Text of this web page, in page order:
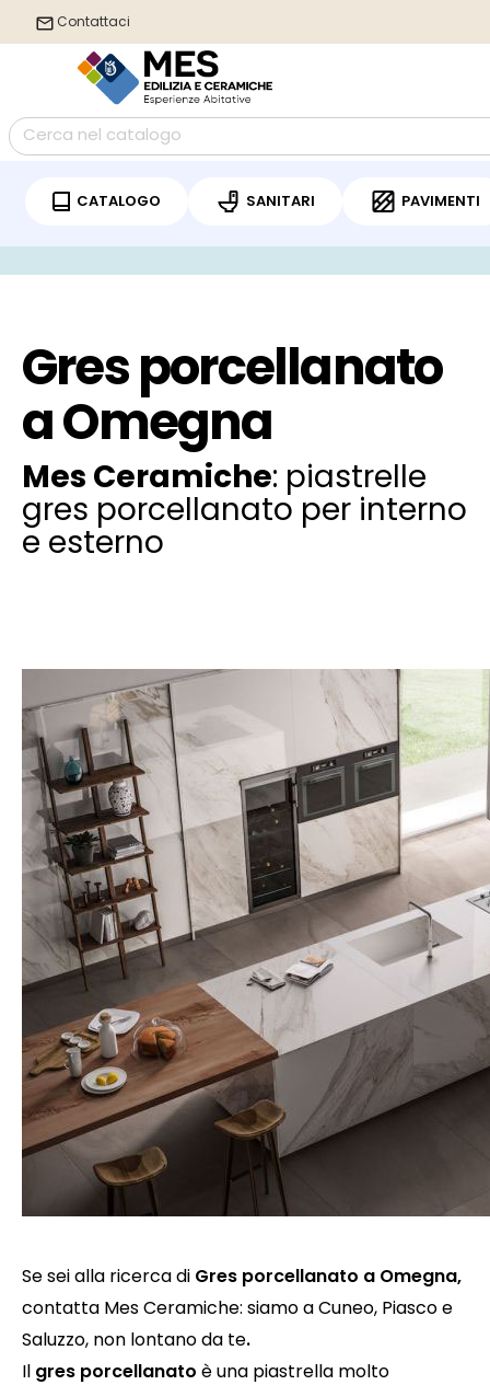
Contattaci
CATALOGO SANITARI PAVIMENTI
Gres porcellanato
a Omegna
Mes Ceramiche: piastrelle
gres porcellanato per interno
e esterno
Se sei alla ricerca di Gres porcellanato a Omegna,
contatta Mes Ceramiche: siamo a Cuneo, Piasco e
Saluzzo, non lontano da te.
Il gres porcellanato è una piastrella molto